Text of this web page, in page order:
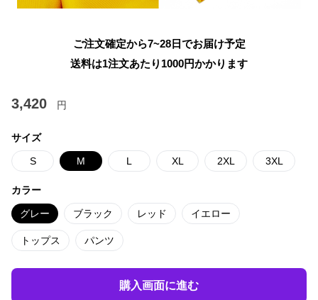
ご注文確定から7~28日でお届け予定
送料は1注文あたり 1000円かかります
3,420 円
サイズ
S M L XL 2XL 3XL
カラー
グレー ブラック レッド イエロー
トップス パンツ
購入画面に進む